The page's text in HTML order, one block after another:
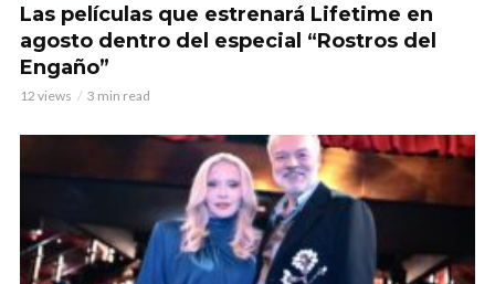
Las películas que estrenará Lifetime en
agosto dentro del especial “Rostros del
Engaño”
12 views 3 min read